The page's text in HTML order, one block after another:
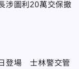
涉圖利20萬交保撤
登場 士林警交管